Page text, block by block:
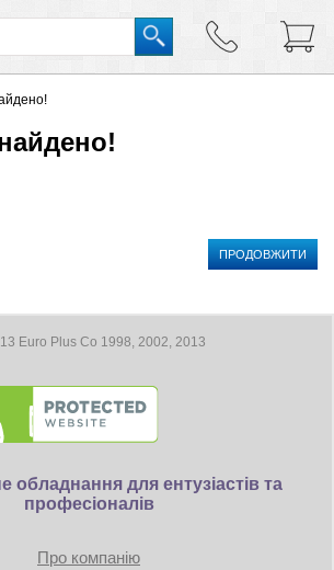
ПРОДОВЖИТИ
Euro Plus Co 1998, 2002, 2013
обладнання для ентузіастів та
професіоналів
Про компанію